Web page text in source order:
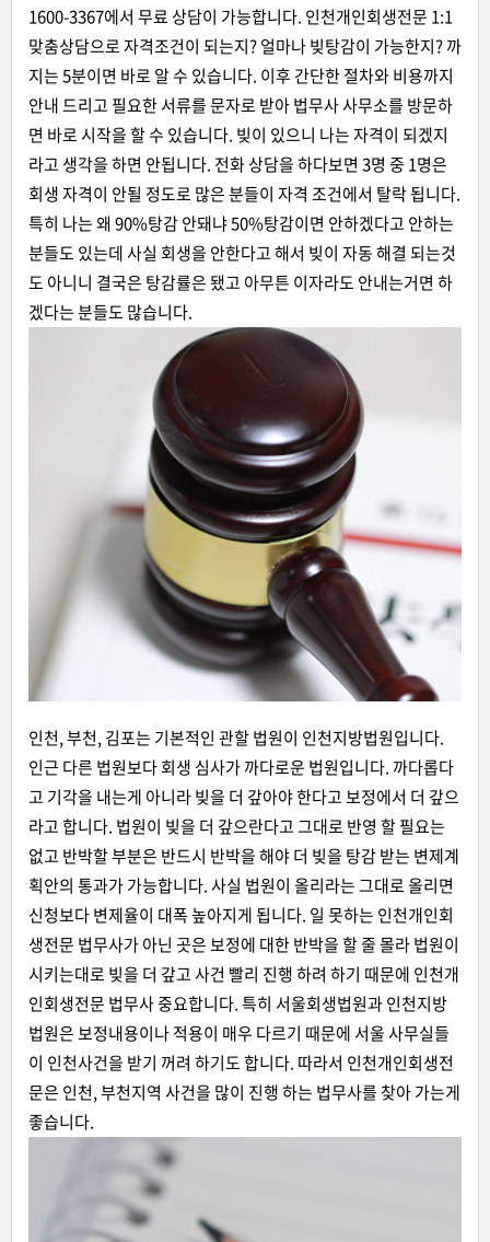
1600-3367에서 무료 상담이 가능합니다. 인천개인회생전문 1:1
맞춤상담으로 자격조건이 되는지? 얼마나 빚탕감이 가능한지? 까
지는 5분이면 바로 알 수 있습니다. 이후 간단한 절차와 비용까지
안내 드리고 필요한 서류를 문자로 받아 법무사 사무소를 방문하
면 바로 시작을 할 수 있습니다. 빚이 있으니 나는 자격이 되겠지
라고 생각을 하면 안됩니다. 전화 상담을 하다보면 3명 중 1명은
회생 자격이 안될 정도로 많은 분들이 자격 조건에서 탈락 됩니다.
특히 나는 왜 90%탕감 안돼냐 50%탕감이면 안하겠다고 안하는
분들도 있는데 사실 회생을 안한다고 해서 빚이 자동 해결 되는것
도 아니니 결국은 탕감률은 됐고 아무튼 이자라도 안내는거면 하
겠다는 분들도 많습니다.
인천, 부천, 김포는 기본적인 관할 법원이 인천지방법원입니다.
인근 다른 법원보다 회생 심사가 까다로운 법원입니다. 까다롭다
고 기각을 내는게 아니라 빚을 더 갚아야 한다고 보정에서 더 갚으
라고 합니다. 법원이 빚을 더 갚으란다고 그대로 반영 할 필요는
없고 반박할 부분은 반드시 반박을 해야 더 빚을 탕감 받는 변제계
획안의 통과가 가능합니다. 사실 법원이 올리라는 그대로 올리면
신청보다 변제율이 대폭 높아지게 됩니다. 일 못하는 인천개인회
생전문 법무사가 아닌 곳은 보정에 대한 반박을 할 줄 몰라 법원이
시키는대로 빚을 더 갚고 사건 빨리 진행 하려 하기 때문에 인천개
인회생전문 법무사 중요합니다. 특히 서울회생법원과 인천지방
법원은 보정내용이나 적용이 매우 다르기 때문에 서울 사무실들
이 인천사건을 받기 꺼려 하기도 합니다. 따라서 인천개인회생전
문은 인천, 부천지역 사건을 많이 진행 하는 법무사를 찾아 가는게
좋습니다.